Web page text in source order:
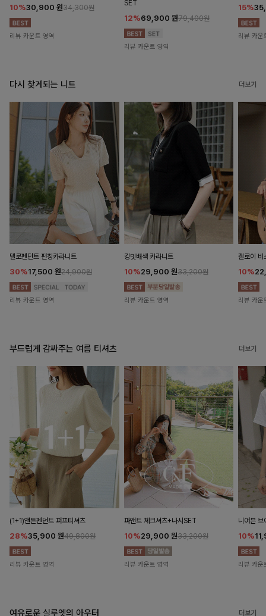
10%30,900 원34,300원
리뷰 카운트 영역
SET
12%69,900 원79,400원
리뷰 카운트 영역
15%
리뷰 카운
다시 찾게되는 니트 더보기
델로펜던트 펀칭카라니트
30%17,500 원24,900원
리뷰 카운트 영역
킹밋배색 카라니트
10%29,900 원33,200원
리뷰 카운트 영역
캘로이 비
10%
리뷰 카운
부드럽게 감싸주는 여름 티셔츠 더보기
(1+1)앤튼펜던트 퍼프티셔츠
28%35,900 원49,800원
리뷰 카운트 영역
파앤트 체크셔츠+나시SET
10%29,900 원33,200원
리뷰 카운트 영역
니어븐 브
10%
리뷰 카운
여유로운 실루엣의 아우터 더보기